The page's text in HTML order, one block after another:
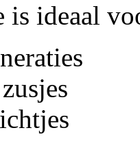
is ideaal